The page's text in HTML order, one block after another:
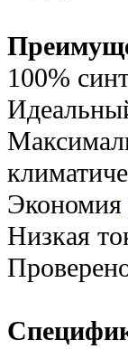
100%
Экономия
Низкая